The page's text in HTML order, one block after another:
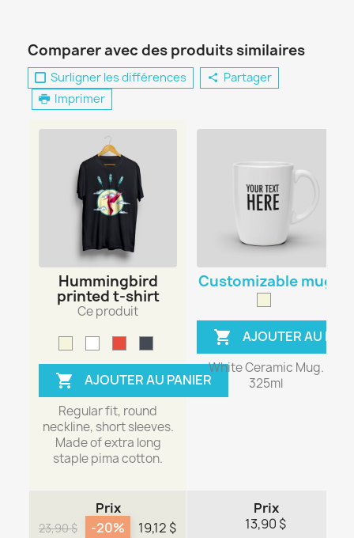
Comparer avec des produits similaires
Surligner les différences
Partager
Imprimer
Hummingbird
printed t-shirt
Ce produit
 AJOUTER AU PANIER
Regular fit, round
neckline, short sleeves.
Made of extra long
staple pima cotton.
Customizable mug
 AJOUTER AU
White Ceramic Mug.
325ml
Prix
23,90 $ -20% 19,12 $
Prix
13,90 $